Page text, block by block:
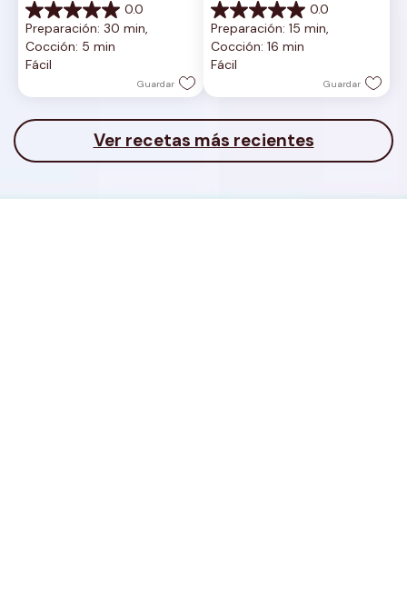
0.0
0.0
de
5
estrellas.
Preparación: 30 min,
Cocción: 5 min
Fácil
Guardar
0.0
0.0
de
5
estrellas.
Preparación: 15 min,
Cocción: 16 min
Fácil
Guardar
Ver recetas más recientes